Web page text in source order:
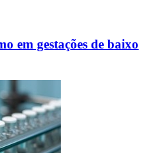
em gestações de baixo